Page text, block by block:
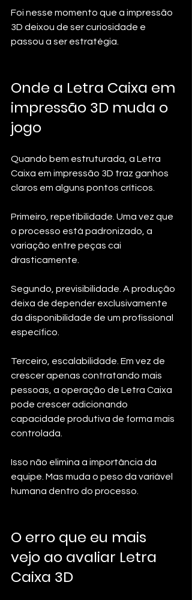
Foi nesse momento que a impressão
3D deixou de ser curiosidade e
passou a ser estratégia.
Onde a Letra Caixa em
impressão 3D muda o
jogo
Quando bem estruturada, a Letra
Caixa em impressão 3D traz ganhos
claros em alguns pontos críticos.
Primeiro, repetibilidade. Uma vez que
o processo está padronizado, a
variação entre peças cai
drasticamente.
Segundo, previsibilidade. A produção
deixa de depender exclusivamente
da disponibilidade de um profissional
específico.
Terceiro, escalabilidade. Em vez de
crescer apenas contratando mais
pessoas, a operação de Letra Caixa
pode crescer adicionando
capacidade produtiva de forma mais
controlada.
Isso não elimina a importância da
equipe. Mas muda o peso da variável
humana dentro do processo.
O erro que eu mais
vejo ao avaliar Letra
Caixa 3D